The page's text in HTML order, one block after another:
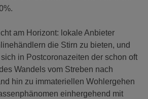
am Horizont: lokale Anbieter
die Stirn zu bieten, und
in Postcoronazeiten der schon oft
Wandels vom Streben nach
hin zu immateriellen Wohlergehen
einhergehend mit